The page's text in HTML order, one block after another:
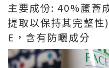
主要成份: 40%蘆薈
提取以保持其完整
E，含有防曬成分